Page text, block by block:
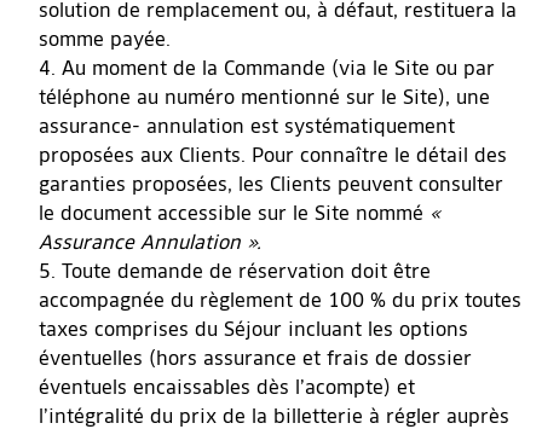
solution de remplacement ou, à défaut, restituera la
somme payée.
Au moment de la Commande (via le Site ou par
téléphone au numéro mentionné sur le Site), une
assurance- annulation est systématiquement
proposées aux Clients. Pour connaître le détail des
garanties proposées, les Clients peuvent consulter
le document accessible sur le Site nommé «
Assurance Annulation ».
Toute demande de réservation doit être
accompagnée du règlement de 100 % du prix toutes
taxes comprises du Séjour incluant les options
éventuelles (hors assurance et frais de dossier
éventuels encaissables dès l’acompte) et
l’intégralité du prix de la billetterie à régler auprès